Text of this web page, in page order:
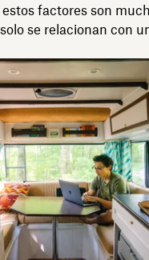
factores son
se relacionan con